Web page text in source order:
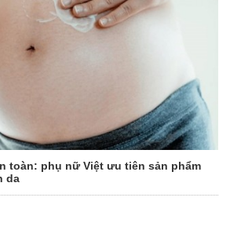
toàn: phụ nữ Việt ưu tiên sản phẩm
da